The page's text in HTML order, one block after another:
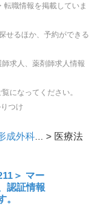
転職情報を掲載していま
せるほか、予約ができる
求人、薬剤師求人情報
になってください。
つけ
成外科 ... > 医療法